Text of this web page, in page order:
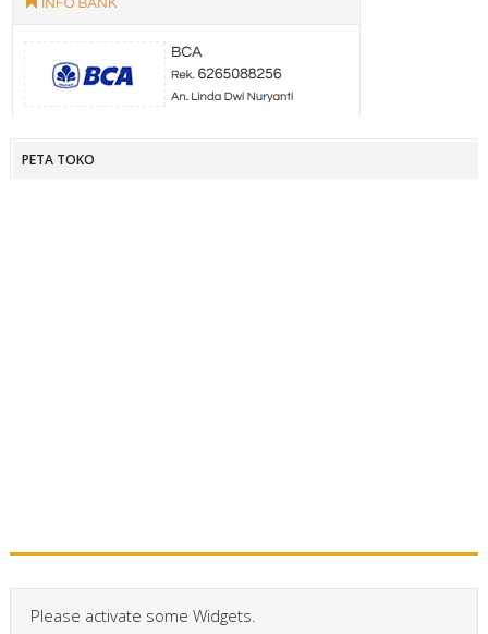
PETA TOKO
Please activate some Widgets.